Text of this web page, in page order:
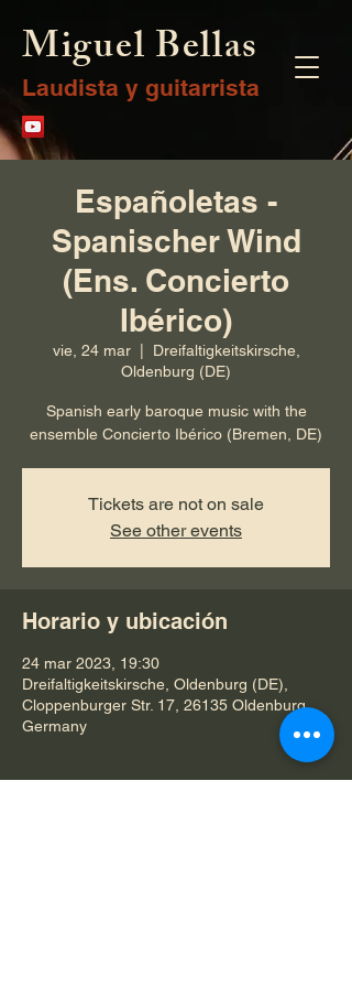
Miguel Bellas
Laudista y guitarrista
Españoletas -
Spanischer Wind
(Ens. Concierto
Ibérico)
vie, 24 mar
  |
Dreifaltigkeitskirsche,
Oldenburg (DE)
Spanish early baroque music with the
ensemble Concierto Ibérico (Bremen, DE)
Tickets are not on sale
See other events
Horario y ubicación
24 mar 2023, 19:30
Dreifaltigkeitskirsche, Oldenburg (DE),
Cloppenburger Str. 17, 26135 Oldenburg,
Germany